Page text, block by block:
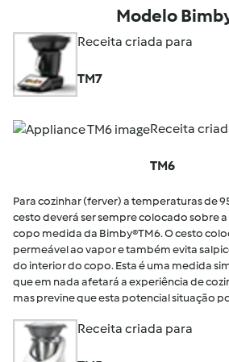
Modelo
Receita criada para
TM7
Receita
TM6
Para cozinhar (ferver) a temperaturas de
cesto deverá ser sempre colocado sobre
copo medida da Bimby®TM6. O cesto
permeável ao vapor e também evita
do interior do copo. Esta é uma medida
que em nada afetará a experiência de
mas previne que esta potencial situação
Receita criada para